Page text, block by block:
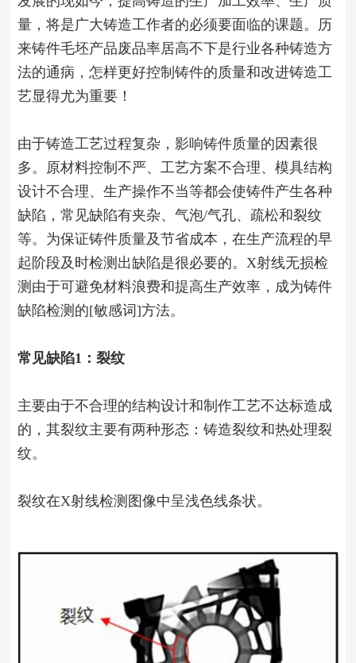
量，将是广大铸造工作者的必须要面临的课题。历
来铸件毛坯产品废品率居高不下是行业各种铸造方
法的通病，怎样更好控制铸件的质量和改进铸造工
艺显得尤为重要！
由于铸造工艺过程复杂，影响铸件质量的因素很
多。原材料控制不严、工艺方案不合理、模具结构
设计不合理、生产操作不当等都会使铸件产生各种
缺陷，常见缺陷有夹杂、气泡/气孔、疏松和裂纹
等。为保证铸件质量及节省成本，在生产流程的早
起阶段及时检测出缺陷是很必要的。X射线无损检
测由于可避免材料浪费和提高生产效率，成为铸件
缺陷检测的[敏感词]方法。
常见缺陷1：裂纹
主要由于不合理的结构设计和制作工艺不达标造成
的，其裂纹主要有两种形态：铸造裂纹和热处理裂
纹。
裂纹在X射线检测图像中呈浅色线条状。